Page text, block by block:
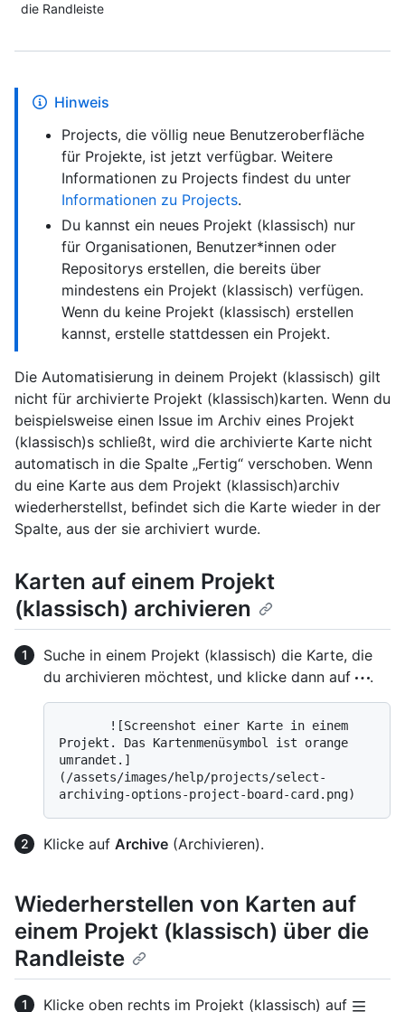
die Randleiste
Hinweis
Projects, die völlig neue Benutzeroberfläche
für Projekte, ist jetzt verfügbar. Weitere
Informationen zu Projects findest du unter
Informationen zu Projects.
Du kannst ein neues Projekt (klassisch) nur
für Organisationen, Benutzer*innen oder
Repositorys erstellen, die bereits über
mindestens ein Projekt (klassisch) verfügen.
Wenn du keine Projekt (klassisch) erstellen
kannst, erstelle stattdessen ein Projekt.
Die Automatisierung in deinem Projekt (klassisch) gilt
nicht für archivierte Projekt (klassisch)karten. Wenn du
beispielsweise einen Issue im Archiv eines Projekt
(klassisch)s schließt, wird die archivierte Karte nicht
automatisch in die Spalte „Fertig“ verschoben. Wenn
du eine Karte aus dem Projekt (klassisch)archiv
wiederherstellst, befindet sich die Karte wieder in der
Spalte, aus der sie archiviert wurde.
Karten auf einem Projekt
(klassisch) archivieren
Suche in einem Projekt (klassisch) die Karte, die
du archivieren möchtest, und klicke dann auf
.
Projekt. Das Kartenmenüsymbol ist orange
umrandet.]
(/assets/images/help/projects/select-
Klicke auf Archive (Archivieren).
Wiederherstellen von Karten auf
einem Projekt (klassisch) über die
Randleiste
Klicke oben rechts im Projekt (klassisch) auf